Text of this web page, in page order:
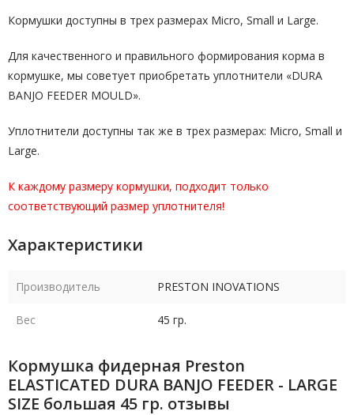
Кормушки доступны в трех размерах Micro, Small и Large.
Для качественного и правильного формирования корма в
кормушке, мы советует приобретать уплотнители «DURA
BANJO FEEDER MOULD».
Уплотнители доступны так же в трех размерах: Micro, Small и
Large.
К каждому размеру кормушки, подходит только
соответствующий размер уплотнителя!
Характеристики
Производитель PRESTON INOVATIONS
Вес 45 гр.
Кормушка фидерная Preston
ELASTICATED DURA BANJO FEEDER - LARGE
SIZE большая 45 гр. отзывы